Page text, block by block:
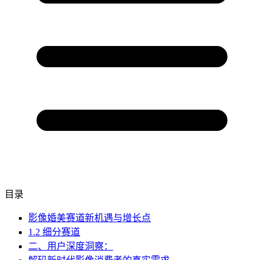
目录
影像婚美赛道新机遇与增长点
1.2 细分赛道
二、用户深度洞察：